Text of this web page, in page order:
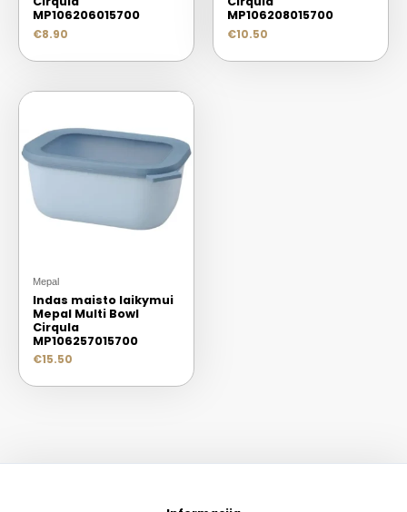
MP106206015700
€8.90
MP106208015700
€10.50
Mepal
Indas maisto laikymui
Mepal Multi Bowl
Cirqula
MP106257015700
€15.50